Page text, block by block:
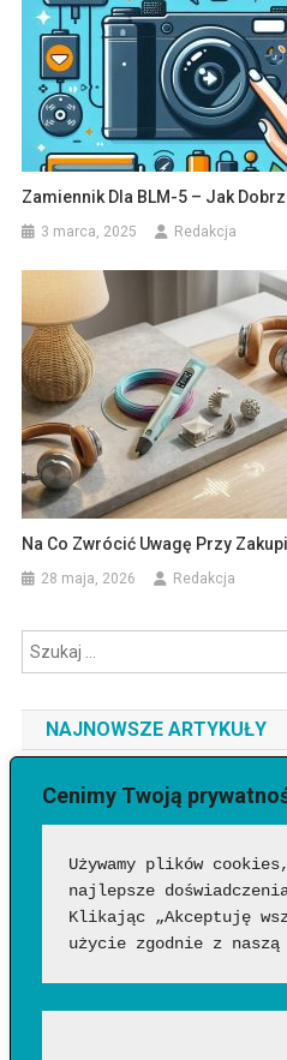
Cenimy Twoją
Używamy plików
najlepsze
Klikając „Akceptuję
użycie zgodnie z
Zamiennik Dla BLM-5 – Jak
3 marca, 2025 Redakcja
Na Co Zwrócić Uwagę Przy
28 maja, 2026 Redakcja
NAJNOWSZE ARTYKUŁY
Jaki telefon do 3500 zł
[2026]
Jak sprawdzić, czy wideo
Google Flow Music – co to
Funkcje, możliwości i pierwsze
Jakich zawodów nie zastąpi
nadal będzie niezastąpiony?